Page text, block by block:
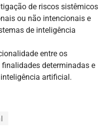
de riscos sistêmicos
ou não intencionais e
de inteligência
entre os
determinadas e
artificial.